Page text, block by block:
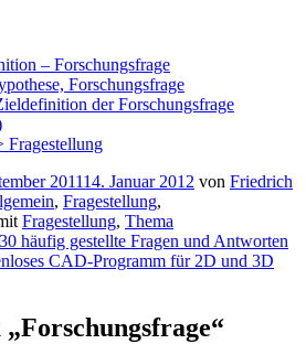
– Forschungsfrage
Forschungsfrage
der Forschungsfrage
Fragestellung
201114. Januar 2012 von Friedrich
, Fragestellung,
Fragestellung, Thema
häufig gestellte Fragen und Antworten
CAD-Programm für 2D und 3D
„Forschungsfrage“